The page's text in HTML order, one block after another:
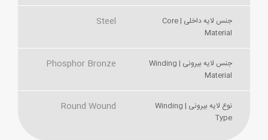
جنس لایه داخلی | Core
Material
Steel
جنس لایه بیرونی | Winding
Material
Phosphor Bronze
نوع لایه بیرونی | Winding
Type
Round Wound